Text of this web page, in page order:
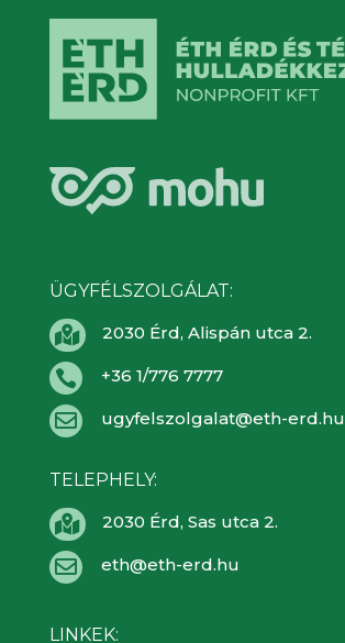
ÜGYFÉLSZOLGÁLAT:
 2030 Érd, Alispán utca 2.
 +36 1/776 7777
 ugyfelszolgalat@eth-erd.hu
TELEPHELY:
 2030 Érd, Sas utca 2.
 eth@eth-erd.hu
LINKEK: